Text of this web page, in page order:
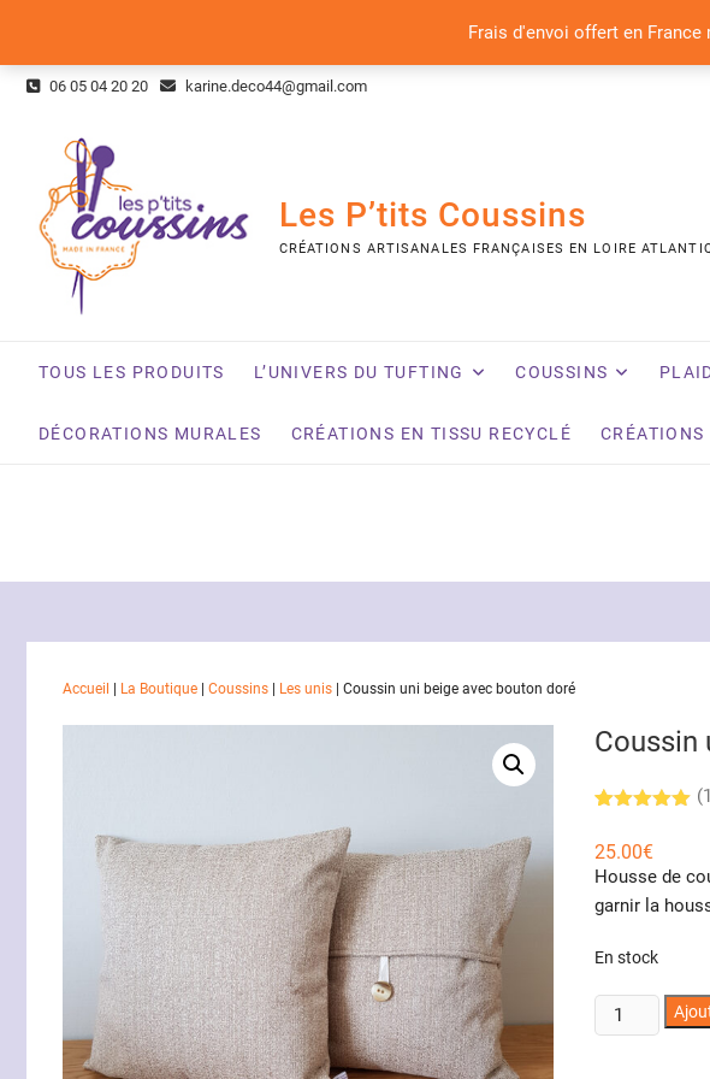
Frais d'envoi offert en
Skip
06 05 04 20 20 karine.deco44@gmail.com
Les P’tits Coussins
CRÉATIONS ARTISANALES FRANÇAISES EN LOIRE
TOUS LES PRODUITS L’UNIVERS DU TUFTING COUSSINS
DÉCORATIONS MURALES CRÉATIONS EN TISSU RECYCLÉ CRÉATIONS
Accueil La Boutique Coussins Les unis Coussin uni beige avec bouton doré
Coussin
sur 5
basé sur
notation
client
(1
25.00€
Housse de
garnir la
En stock
quantité
de